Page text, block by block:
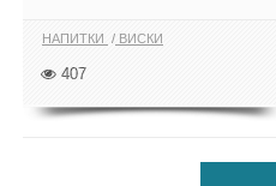
НАПИТКИ ВИСКИ
407